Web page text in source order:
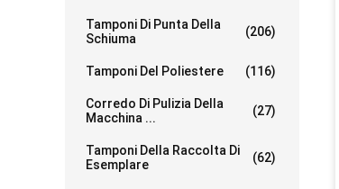
Tamponi Di Punta Della
Schiuma
(206)
Tamponi Del Poliestere (116)
Corredo Di Pulizia Della
Macchina ...
(27)
Tamponi Della Raccolta Di
Esemplare
(62)